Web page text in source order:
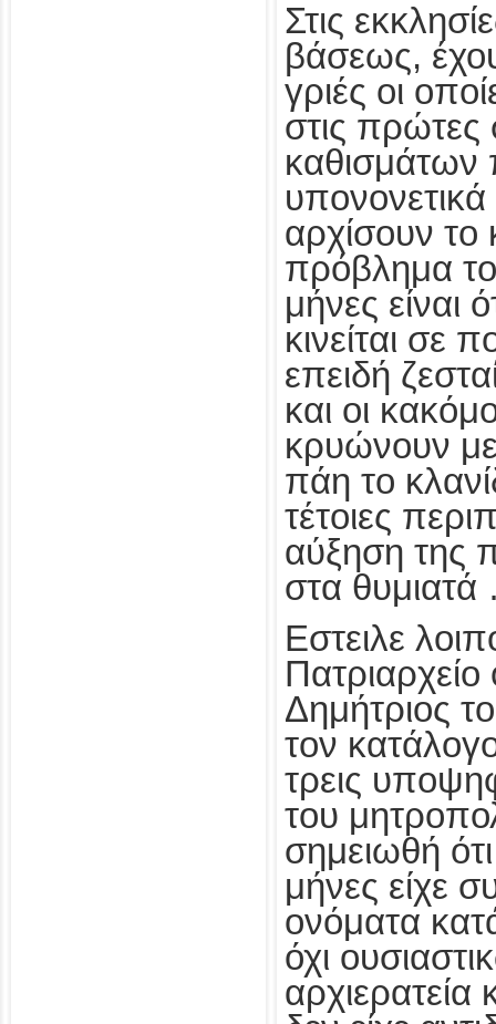
Στις
βάσεως,
γριές οι
στις πρώτες
καθισμάτων
αρχίσουν το
πρόβλημα
μήνες είναι
κινείται σε
επειδή
και οι
κρυώνουν
πάη το
τέτοιες
αύξηση της
στα
Εστειλε
Δημήτριος
τον
τρεις
του
σημειωθή
μήνες είχε
ονόματα
όχι
αρχιερατεία